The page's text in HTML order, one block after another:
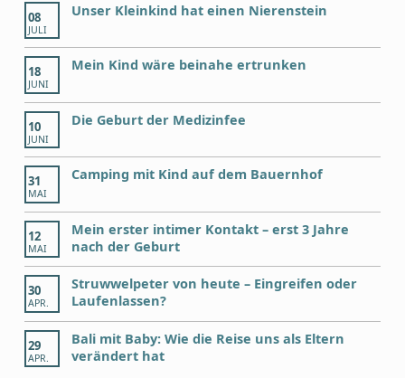
08
JULI
Unser Kleinkind hat einen Nierenstein
18
JUNI
Mein Kind wäre beinahe ertrunken
10
JUNI
Die Geburt der Medizinfee
31
MAI
Camping mit Kind auf dem Bauernhof
12
MAI
Mein erster intimer Kontakt – erst 3 Jahre
nach der Geburt
30
APR.
Struwwelpeter von heute – Eingreifen oder
Laufenlassen?
29
APR.
Bali mit Baby: Wie die Reise uns als Eltern
verändert hat